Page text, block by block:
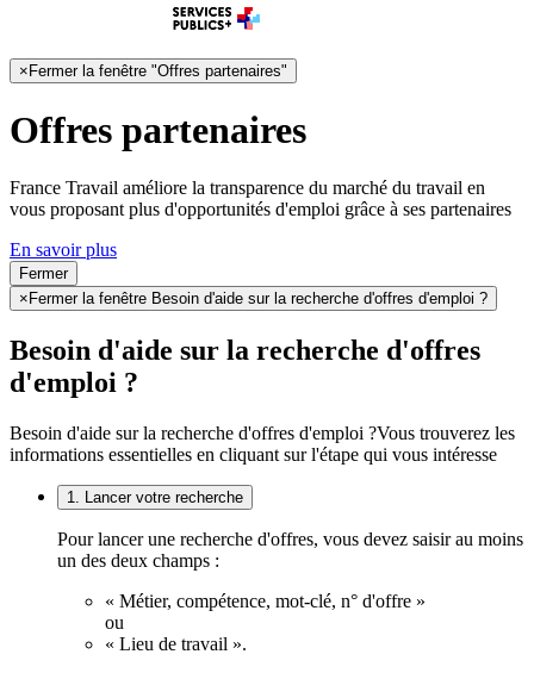
×Fermer la fenêtre "Offres partenaires"
Offres partenaires
France Travail améliore la transparence du marché du travail en
vous proposant plus d'opportunités d'emploi grâce à ses partenaires
En savoir plus
Fermer
× Fermer la fenêtre Besoin d'aide sur la recherche d'offres d'emploi ?
Besoin d'aide sur la recherche d'offres
d'emploi ?
Besoin d'aide sur la recherche d'offres d'emploi ?Vous trouverez les
informations essentielles en cliquant sur l'étape qui vous intéresse
1. Lancer votre recherche
Pour lancer une recherche d'offres, vous devez saisir au moins
un des deux champs :
« Métier, compétence, mot-clé, n° d'offre »
ou
« Lieu de travail ».